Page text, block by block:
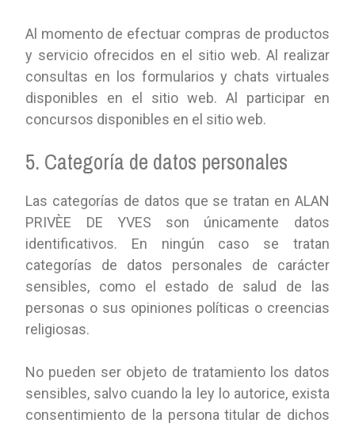
Al momento de efectuar compras de productos
y servicio ofrecidos en el sitio web. Al realizar
consultas en los formularios y chats virtuales
disponibles en el sitio web. Al participar en
concursos disponibles en el sitio web.
5. Categoría de datos personales
Las categorías de datos que se tratan en ALAN
PRIVÈE DE YVES son únicamente datos
identificativos. En ningún caso se tratan
categorías de datos personales de carácter
sensibles, como el estado de salud de las
personas o sus opiniones políticas o creencias
religiosas.
No pueden ser objeto de tratamiento los datos
sensibles, salvo cuando la ley lo autorice, exista
consentimiento de la persona titular de dichos